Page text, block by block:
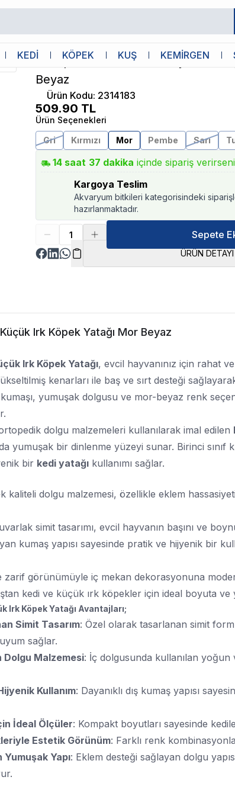
KEDİ KÖPEK KUŞ KEMİRGEN
Bedspet
Bedspet Simit Kedi ve Küçük Irk
Beyaz
Ürün Kodu: 2314183
509.90 TL
Ürün Seçenekleri
Gri
Kırmızı Mor Pembe Sarı
14 saat 37 dakika içinde sipariş
Kargoya Teslim
Akvaryum bitkileri kategorisindeki
hazırlanmaktadır.
Sepete
ÜRÜN DETAYI
Irk Köpek Yatağı Mor Beyaz
Irk Köpek Yatağı, evcil hayvanınız için rahat
kenarları ile baş ve sırt desteği
kumaşı, yumuşak dolgusu ve mor-beyaz renk
dolgu malzemeleri kullanılarak imal edilen
yumuşak bir dinlenme yüzeyi sunar. Birinci
bir kedi yatağı kullanımı sağlar.
kaliteli dolgu malzemesi, özellikle eklem
simit tasarımı, evcil hayvanın başını ve
kumaş yapısı sayesinde pratik ve hijyenik bir
zarif görünümüyle iç mekan dekorasyonuna
kedi ve küçük ırk köpekler için ideal boyuta ve
Irk Köpek Yatağı Avantajları;
Simit Tasarım: Özel olarak tasarlanan simit
sağlar.
Dolgu Malzemesi: İç dolgusunda kullanılan
Kullanım: Dayanıklı dış kumaş yapısı
İdeal Ölçüler: Kompakt boyutları sayesinde
Estetik Görünüm: Farklı renk
Yapı: Eklem desteği sağlayan dolgu